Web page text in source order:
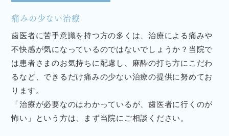
痛みの少ない治療
歯医者に苦手意識を持つ方の多くは、治療による痛みや
不快感が気になっているのではないでしょうか？当院で
は患者さまのお気持ちに配慮し、麻酔の打ち方にこだわ
るなど、できるだけ痛みの少ない治療の提供に努めてお
ります。
「治療が必要なのはわかっているが、歯医者に行くのが
怖い」という方は、まず当院にご相談ください。